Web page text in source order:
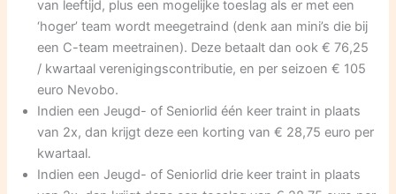
van leeftijd, plus een mogelijke toeslag als er met een
‘hoger’ team wordt meegetraind (denk aan mini’s die bij
een C-team meetrainen). Deze betaalt dan ook € 76,25
/ kwartaal verenigingscontributie, en per seizoen € 105
euro Nevobo.
Indien een Jeugd- of Seniorlid één keer traint in plaats
van 2x, dan krijgt deze een korting van € 28,75 euro per
kwartaal.
Indien een Jeugd- of Seniorlid drie keer traint in plaats